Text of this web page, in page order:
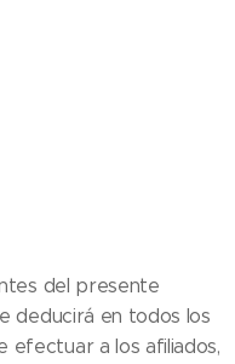
del presente
deducirá en todos los
efectuar a los afiliados,